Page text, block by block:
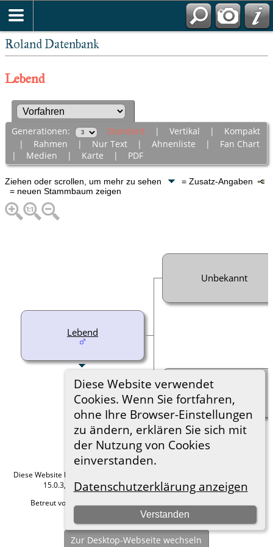
Roland Datenbank
Diese Website verwendet
Cookies. Wenn Sie fortfahren,
ohne Ihre Browser-Einstellungen
zu ändern, erklären Sie sich mit
der Nutzung von Cookies
einverstanden.
Datenschutzerklärung anzeigen
Verstanden
Lebend
Generationen: Standard | Vertikal | Kompakt
| Rahmen | Nur Text| Ahnenliste | Fan Chart
| Medien | Karte | PDF
Ziehen oder scrollen, um mehr zu sehen
= Zusatz-Angaben
= neuen Stammbaum zeigen
Lebend
Unbekannt
Unbekannt
Diese Website läuft mit
15.0.3, programmiert von Darrin Lythgoe © 2001-2026.
Betreut von
Hier geht es zum Impressum
Zur Desktop-Webseite wechseln